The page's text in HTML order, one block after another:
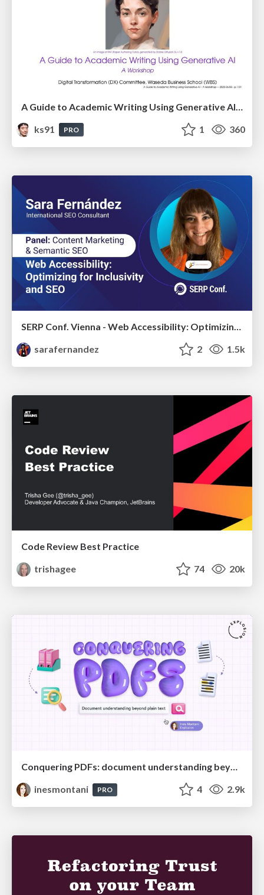
ks91
PRO 1 360
SERP Conf. Vienna - Web Accessibility: Optimizing for Inclusivity and SEO
sarafernandez
2 1.5k
Code Review Best Practice
trishagee
74 20k
Conquering PDFs: document understanding beyond plain text
inesmontani
PRO 4 2.9k